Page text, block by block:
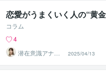
恋愛がうまくいく人の“黄
コラム
4
潜在意識アナリ
スト 吉村京子
2025/04/13